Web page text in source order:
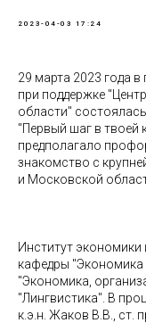
2023-04-03 17:24
29 марта 2023 года
при поддержке
области"
"Первый шаг в твоей
предполагало
знакомство с
и Московской
Институт
кафедры "Экономика
"Экономика,
"Лингвистика". В
к.э.н. Жаков В.В., ст.